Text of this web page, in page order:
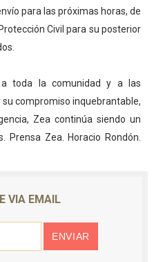
para las próximas horas, de
Civil para su posterior
toda la comunidad y a las
compromiso inquebrantable,
Zea continúa siendo un
Prensa Zea. Horacio Rondón.
VIA EMAIL